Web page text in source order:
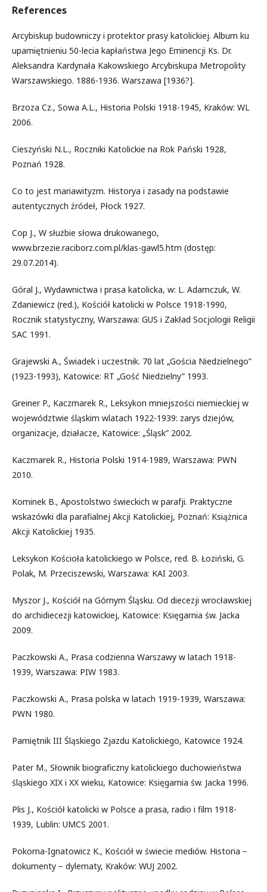
References
Arcybiskup budowniczy i protektor prasy katolickiej. Album ku
upamiętnieniu 50-lecia kapłaństwa Jego Eminencji Ks. Dr.
Aleksandra Kardynała Kakowskiego Arcybiskupa Metropolity
Warszawskiego. 1886-1936. Warszawa [1936?].
Brzoza Cz., Sowa A.L., Historia Polski 1918-1945, Kraków: WL
2006.
Cieszyński N.L., Roczniki Katolickie na Rok Pański 1928,
Poznań 1928.
Co to jest mariawityzm. Historya i zasady na podstawie
autentycznych źródeł, Płock 1927.
Cop J., W służbie słowa drukowanego,
www.brzezie.raciborz.com.pl/klas-gawl5.htm (dostęp:
29.07.2014).
Góral J., Wydawnictwa i prasa katolicka, w: L. Adamczuk, W.
Zdaniewicz (red.), Kościół katolicki w Polsce 1918-1990,
Rocznik statystyczny, Warszawa: GUS i Zakład Socjologii Religii
SAC 1991.
Grajewski A., Świadek i uczestnik. 70 lat „Gościa Niedzielnego”
(1923-1993), Katowice: RT „Gość Niedzielny” 1993.
Greiner P., Kaczmarek R., Leksykon mniejszości niemieckiej w
województwie śląskim wlatach 1922-1939: zarys dziejów,
organizacje, działacze, Katowice: „Śląsk” 2002.
Kaczmarek R., Historia Polski 1914-1989, Warszawa: PWN
2010.
Kominek B., Apostolstwo świeckich w parafji. Praktyczne
wskazówki dla parafialnej Akcji Katolickiej, Poznań: Książnica
Akcji Katolickiej 1935.
Leksykon Kościoła katolickiego w Polsce, red. B. Łoziński, G.
Polak, M. Przeciszewski, Warszawa: KAI 2003.
Myszor J., Kościół na Górnym Śląsku. Od diecezji wrocławskiej
do archidiecezji katowickiej, Katowice: Księgarnia św. Jacka
2009.
Paczkowski A., Prasa codzienna Warszawy w latach 1918-
1939, Warszawa: PIW 1983.
Paczkowski A., Prasa polska w latach 1919-1939, Warszawa:
PWN 1980.
Pamiętnik III Śląskiego Zjazdu Katolickiego, Katowice 1924.
Pater M., Słownik biograficzny katolickiego duchowieństwa
śląskiego XIX i XX wieku, Katowice: Księgarnia św. Jacka 1996.
Plis J., Kościół katolicki w Polsce a prasa, radio i film 1918-
1939, Lublin: UMCS 2001.
Pokorna-Ignatowicz K., Kościół w świecie mediów. Historia −
dokumenty − dylematy, Kraków: WUJ 2002.